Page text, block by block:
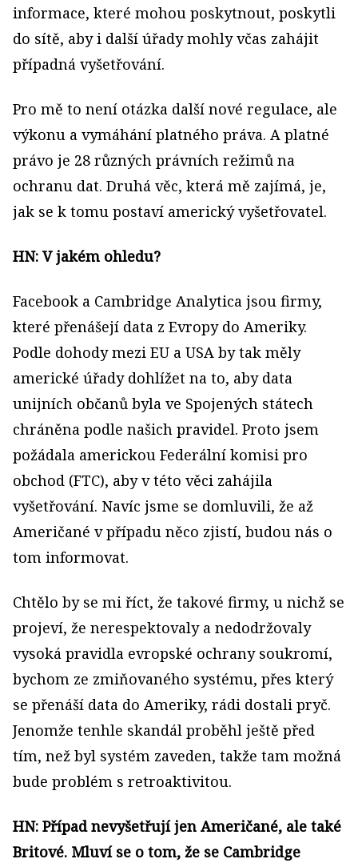
informace, které mohou poskytnout, poskytli
do sítě, aby i další úřady mohly včas zahájit
případná vyšetřování.
Pro mě to není otázka další nové regulace, ale
výkonu a vymáhání platného práva. A platné
právo je 28 různých právních režimů na
ochranu dat. Druhá věc, která mě zajímá, je,
jak se k tomu postaví americký vyšetřovatel.
HN: V jakém ohledu?
Facebook a Cambridge Analytica jsou firmy,
které přenášejí data z Evropy do Ameriky.
Podle dohody mezi EU a USA by tak měly
americké úřady dohlížet na to, aby data
unijních občanů byla ve Spojených státech
chráněna podle našich pravidel. Proto jsem
požádala americkou Federální komisi pro
obchod (FTC), aby v této věci zahájila
vyšetřování. Navíc jsme se domluvili, že až
Američané v případu něco zjistí, budou nás o
tom informovat.
Chtělo by se mi říct, že takové firmy, u nichž se
projeví, že nerespektovaly a nedodržovaly
vysoká pravidla evropské ochrany soukromí,
bychom ze zmiňovaného systému, přes který
se přenáší data do Ameriky, rádi dostali pryč.
Jenomže tenhle skandál proběhl ještě před
tím, než byl systém zaveden, takže tam možná
bude problém s retroaktivitou.
HN: Případ nevyšetřují jen Američané, ale také
Britové. Mluví se o tom, že se Cambridge